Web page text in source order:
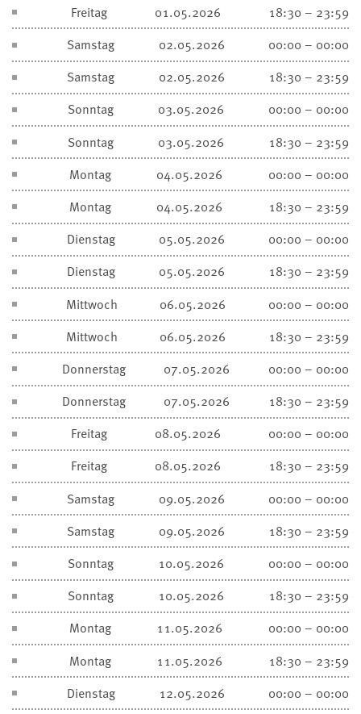
Freitag 01.05.2026
18:30 – 23:59
Samstag
02.05.2026
00:00 – 00:00
Samstag
02.05.2026
18:30 – 23:59
Sonntag
03.05.2026
00:00 – 00:00
Sonntag
03.05.2026
18:30 – 23:59
Montag
04.05.2026
00:00 – 00:00
Montag
04.05.2026
18:30 – 23:59
Dienstag
05.05.2026
00:00 – 00:00
Dienstag
05.05.2026
18:30 – 23:59
Mittwoch
06.05.2026
00:00 – 00:00
Mittwoch
06.05.2026
18:30 – 23:59
Donnerstag
07.05.2026
00:00 – 00:00
Donnerstag
07.05.2026
18:30 – 23:59
Freitag
08.05.2026
00:00 – 00:00
Freitag
08.05.2026
18:30 – 23:59
Samstag
09.05.2026
00:00 – 00:00
Samstag
09.05.2026
18:30 – 23:59
Sonntag
10.05.2026
00:00 – 00:00
Sonntag
10.05.2026
18:30 – 23:59
Montag
11.05.2026
00:00 – 00:00
Montag
11.05.2026
18:30 – 23:59
Dienstag
12.05.2026
00:00 – 00:00